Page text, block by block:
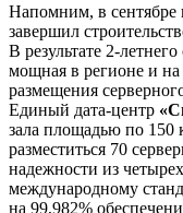
Напомним, в сентябре
завершил
В результате 2-летнего
мощная в регионе и
размещения
Единый дата-центр
зала площадью по 150
разместиться 70
надежности из
международному
на 99,982%